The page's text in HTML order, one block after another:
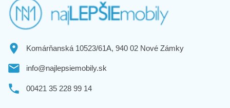
Komárňanská 10523/61A, 940 02 Nové Zámky
info@najlepsiemobily.sk
00421 35 228 99 14